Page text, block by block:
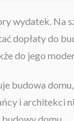
wydatek. Na
dopłaty do
do jego
budowa
i architekci